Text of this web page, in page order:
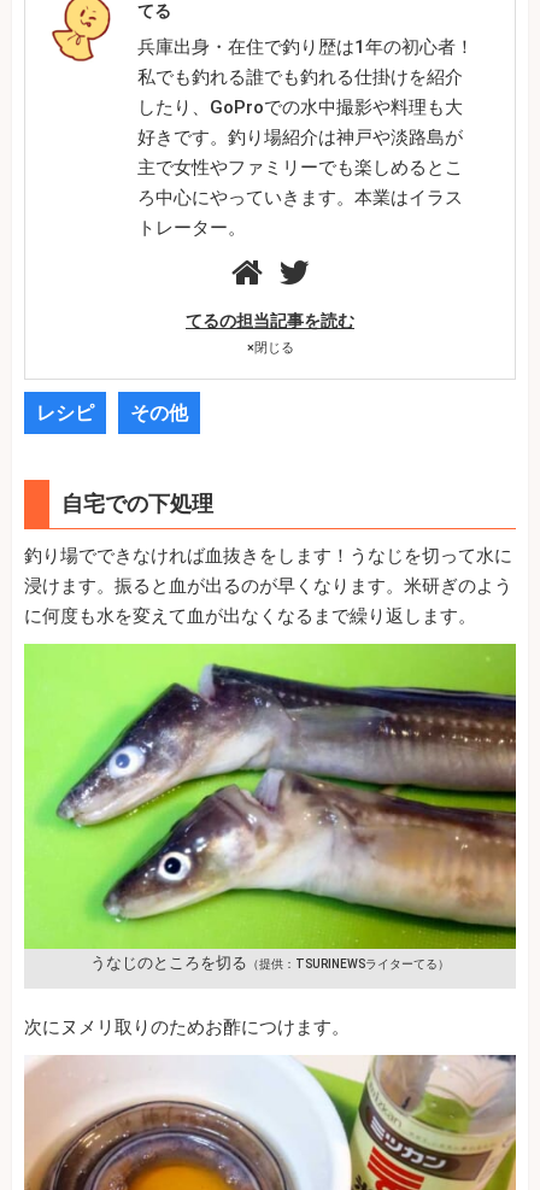
てる
兵庫出身・在住で釣り歴は1年の初心者！
私でも釣れる誰でも釣れる仕掛けを紹介
したり、GoProでの水中撮影や料理も大
好きです。釣り場紹介は神戸や淡路島が
主で女性やファミリーでも楽しめるとこ
ろ中心にやっていきます。本業はイラス
トレーター。
てるの担当記事を読む
×閉じる
レシピ その他
自宅での下処理
釣り場でできなければ血抜きをします！うなじを切って水に
浸けます。振ると血が出るのが早くなります。米研ぎのよう
に何度も水を変えて血が出なくなるまで繰り返します。
うなじのところを切る （提供：TSURINEWSライターてる）
次にヌメリ取りのためお酢につけます。